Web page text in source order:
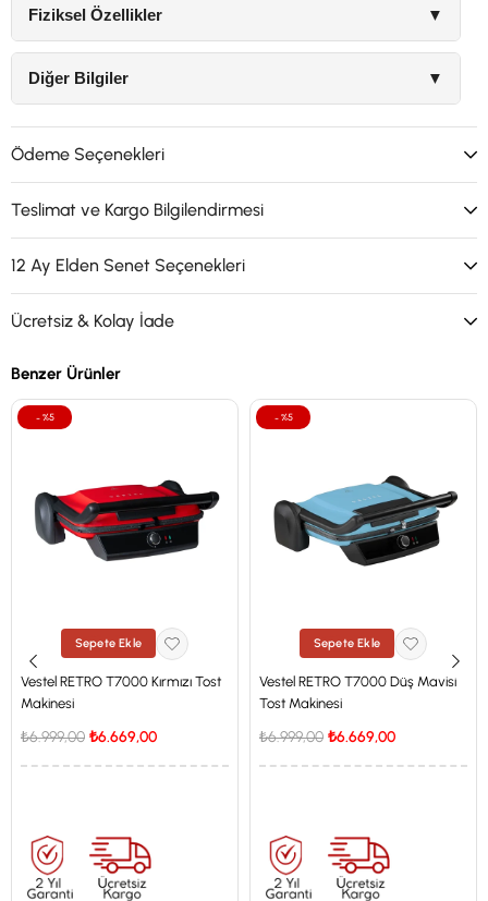
Fiziksel Özellikler ▼
Diğer Bilgiler ▼
Ödeme Seçenekleri
Teslimat ve Kargo Bilgilendirmesi
12 Ay Elden Senet Seçenekleri
Ücretsiz & Kolay İade
Benzer Ürünler
Sepete Ekle
Vestel RETRO T7000 Kırmızı Tost
Makinesi
₺6.669,00
₺6.999,00
%5
Sepete Ekle
Vestel RETRO T7000 Düş Mavisi
Tost Makinesi
₺6.669,00
₺6.999,00
%5